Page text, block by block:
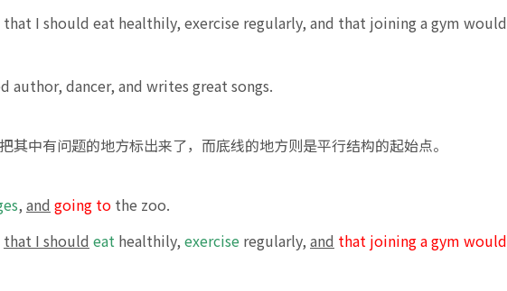
that I should eat healthily, exercise regularly, and that joining a gym would
author, dancer, and writes great songs.
其中有问题的地方标出来了，而底线的地方则是平行结构的起始点。
, and going to the zoo.
that I should eat healthily, exercise regularly, and that joining a gym would